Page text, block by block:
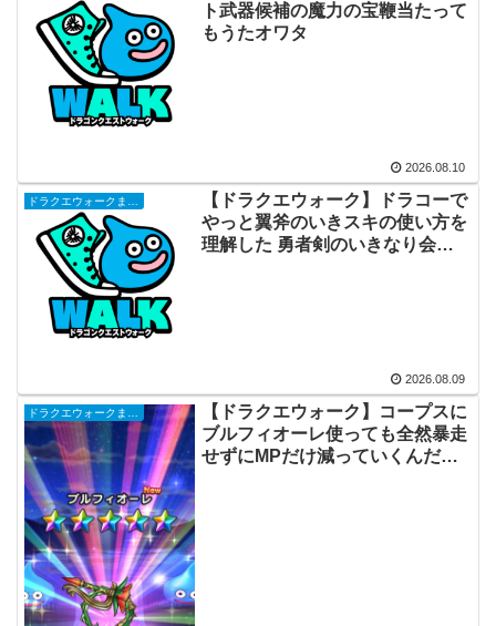
ト武器候補の魔力の宝鞭当たって
もうたオワタ
2026.08.10
ドラクエウォークまとめ
【ドラクエウォーク】ドラコーで
やっと翼斧のいきスキの使い方を
理解した 勇者剣のいきなり会心
2026.08.09
【ドラクエウォーク】コープスに
ブルフィオーレ使っても全然暴走
せずにMPだけ減っていくんだけ